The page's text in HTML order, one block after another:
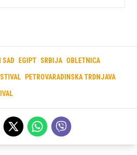
SAD EGIPT SRBIJA OBLETNICA
PETROVARADINSKA TRDNJAVA